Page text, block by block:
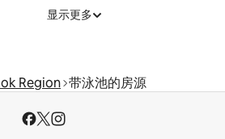
显示更多
Region 带泳池的房源